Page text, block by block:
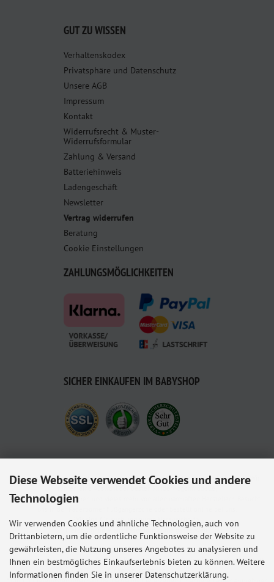
GUT ZU WISSEN
Verhaltenskodex
Privatsphäre und Datenschutz
Unsere AGB
Impressum
Kontakt
Widerrufsrecht & Muster-
Widerrufsformular
Zahlung & Versand
Batteriehinweis
Ladengeschäft
Newsletter
Vertrag widerrufen
Beratung
Cookie Einstellungen
ZAHLUNGSMÖGLICHKEITEN
SICHER EINKAUFEN IM BABYSHOP
Babyshop.de - euer Paderborner Babymarkt-Fachgeschäft für Baby und Kleinkind. Wir
Kindersitze, Babybettchen und vieles mehr von allen namhaften Herstellern. Besucht
Wir sind für euch und euren Nachwuchs da.
Lieferung mit ♥ aus Paderborn in die ganze Welt.
Alle Preise inkl. gesetzl. MwSt. zzgl.Versandkosten. Die durchgestrichenen Preise
entsprechen dem bisherigen Preis bei Babyshop Hunstig - Online Familienfachgeschäft
für Babyausstattung.
Diese Webseite verwendet Cookies und andere
Technologien
Wir verwenden Cookies und ähnliche Technologien, auch von
Drittanbietern, um die ordentliche Funktionsweise der Website zu
gewährleisten, die Nutzung unseres Angebotes zu analysieren und
Ihnen ein bestmögliches Einkaufserlebnis bieten zu können. Weitere
Informationen finden Sie in unserer Datenschutzerklärung.